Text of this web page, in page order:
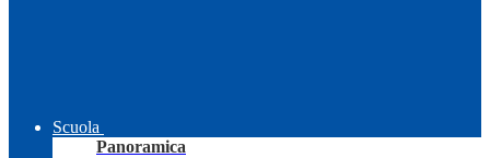
Scuola
Panoramica